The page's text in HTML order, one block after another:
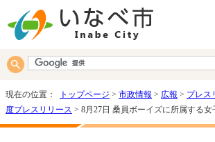
現在の位置： トップページ > 市政情報 > 広報 > プレス
度プレスリリース > 8月27日 桑員ボーイズに所属する